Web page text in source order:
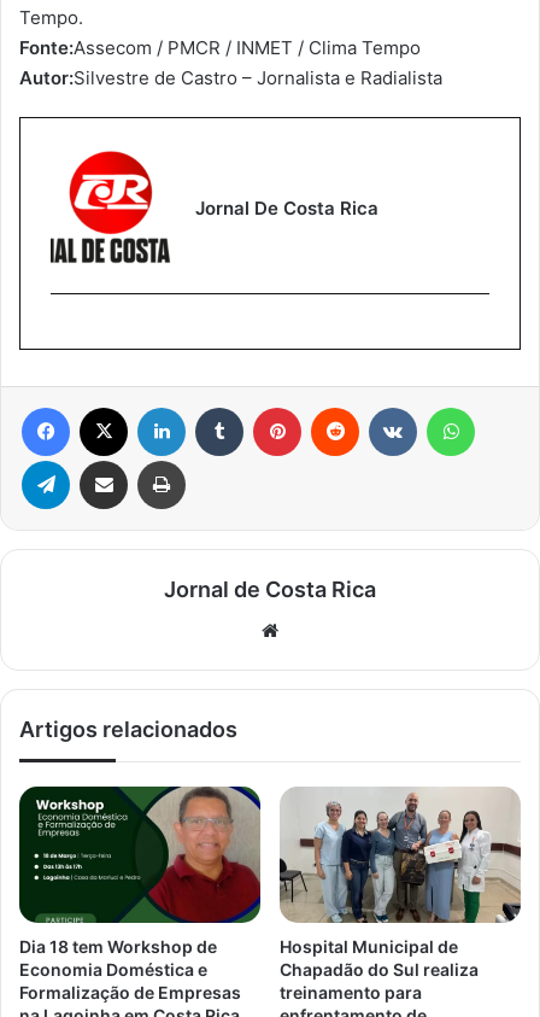
Tempo.
Fonte:Assecom / PMCR / INMET / Clima Tempo
Autor:Silvestre de Castro – Jornalista e Radialista
Jornal De Costa Rica
Facebook Linkedin Tumblr Pinterest Reddit
Telegram Compartilhar via e-mail Imprimir
Jornal de Costa Rica
Artigos relacionados
Dia 18 tem Workshop de
Economia Doméstica e
Formalização de Empresas
Hospital Municipal de
Chapadão do Sul realiza
treinamento para